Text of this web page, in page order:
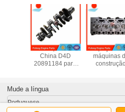
OEM
para
Virabrequim OEM
China D4D
20891184 para
garantia de um
ano
peças de
máquinas
construção
04255293
04251855
04255259
Mude a língua
Portuguese